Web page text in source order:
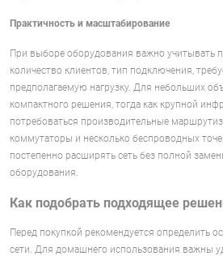
Практичность и масштабирование
При выборе оборудования важно учитывать
количество клиентов, тип подключения,
предполагаемую нагрузку. Для небольших
компактного решения, тогда как крупной
потребоваться производительные
коммутаторы и несколько беспроводных
постепенно расширять сеть без полной
оборудования.
Как подобрать подходящее
Перед покупкой рекомендуется определить
сети. Для домашнего использования важны